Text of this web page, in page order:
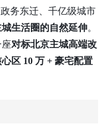
务东迁、千亿级城市
生活圈的自然延伸。
对标北京主城高端改
心区 10 万 + 豪宅配置